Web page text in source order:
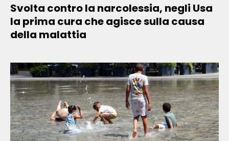
Svolta contro la narcolessia, negli Usa
la prima cura che agisce sulla causa
della malattia